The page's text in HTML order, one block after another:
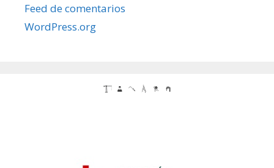
Feed de comentarios
WordPress.org